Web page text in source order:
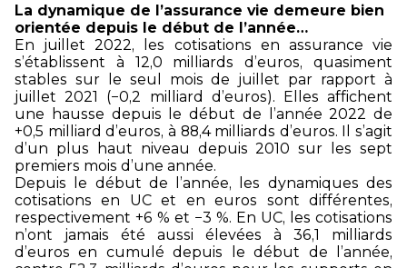
La dynamique de l’assurance vie demeure bien
orientée depuis le début de l’année…
En juillet 2022, les cotisations en assurance vie
s’établissent à 12,0 milliards d’euros, quasiment
stables sur le seul mois de juillet par rapport à
juillet 2021 (−0,2 milliard d’euros). Elles affichent
une hausse depuis le début de l’année 2022 de
+0,5 milliard d’euros, à 88,4 milliards d’euros. Il s’agit
d’un plus haut niveau depuis 2010 sur les sept
premiers mois d’une année.
Depuis le début de l’année, les dynamiques des
cotisations en UC et en euros sont différentes,
respectivement +6 % et −3 %. En UC, les cotisations
n’ont jamais été aussi élevées à 36,1 milliards
d’euros en cumulé depuis le début de l’année,